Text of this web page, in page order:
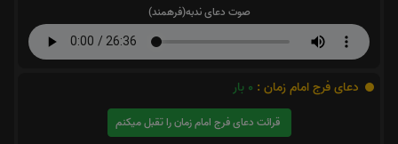
صوت دعای ندبه(فرهمند)
دعای فرج امام زمان : 0 بار
قرائت دعای فرج امام زمان را تقبل میکنم